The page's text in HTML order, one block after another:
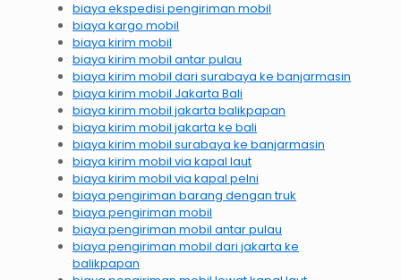
biaya ekspedisi pengiriman mobil
biaya kargo mobil
biaya kirim mobil
biaya kirim mobil antar pulau
biaya kirim mobil dari surabaya ke banjarmasin
biaya kirim mobil Jakarta Bali
biaya kirim mobil jakarta balikpapan
biaya kirim mobil jakarta ke bali
biaya kirim mobil surabaya ke banjarmasin
biaya kirim mobil via kapal laut
biaya kirim mobil via kapal pelni
biaya pengiriman barang dengan truk
biaya pengiriman mobil
biaya pengiriman mobil antar pulau
biaya pengiriman mobil dari jakarta ke
balikpapan